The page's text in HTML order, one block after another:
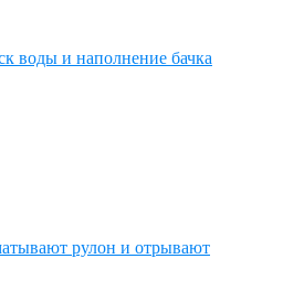
воды и наполнение бачка
рулон и отрывают